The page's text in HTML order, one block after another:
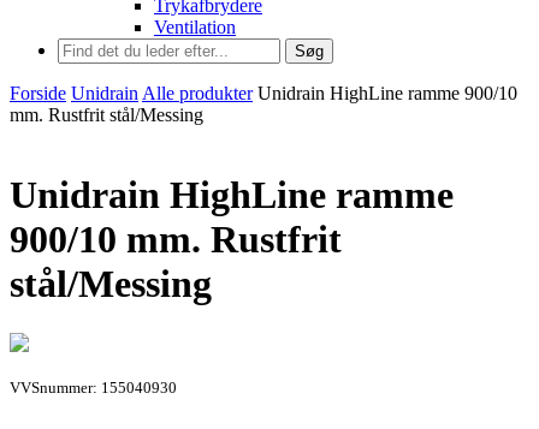
Trykafbrydere
Ventilation
Søg
Forside Unidrain Alle produkter Unidrain HighLine ramme 900/10
mm. Rustfrit stål/Messing
Unidrain HighLine ramme
900/10 mm. Rustfrit
stål/Messing
VVSnummer: 155040930